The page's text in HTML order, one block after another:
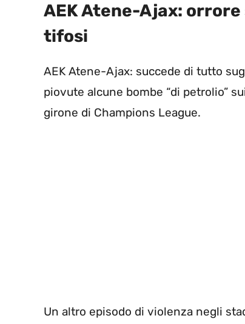
AEK Atene-Ajax:
tifosi
AEK Atene-Ajax: succede di tutto
piovute alcune bombe “di petrolio”
girone di Champions League.
Un altro episodo di violenza negli